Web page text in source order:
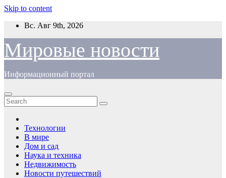
Skip to content
Вс. Авг 9th, 2026
Мировые новости
Информационный портал
Технологии
В мире
Дом и сад
Наука и техника
Недвижимость
Новости путешествий